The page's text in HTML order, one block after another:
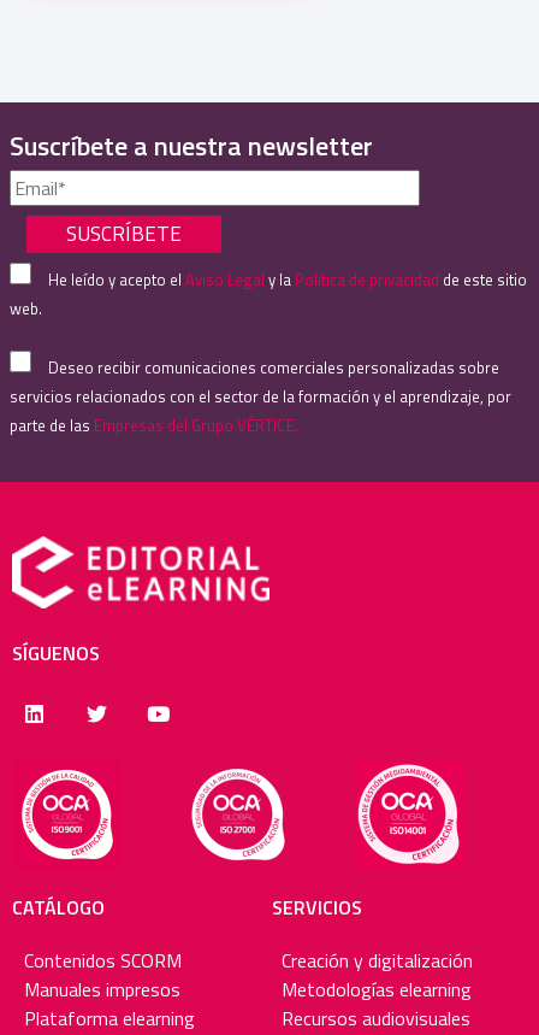
Suscríbete a nuestra newsletter
He leído y acepto elAviso Legal y la Política de privacidad de este sitio
web.
Deseo recibir comunicaciones comerciales personalizadas sobre
servicios relacionados con el sector de la formación y el aprendizaje, por
parte de las Empresas del Grupo VÉRTICE.
SÍGUENOS
CATÁLOGO
Contenidos SCORM
Manuales impresos
Plataforma elearning
SERVICIOS
Creación y digitalización
Metodologías elearning
Recursos audiovisuales